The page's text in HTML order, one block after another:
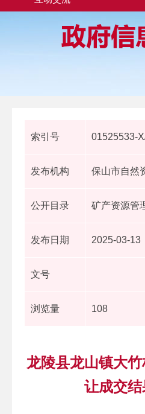
索引号 01525533-
发布机构 保山市自然
公开目录 矿产资源管
发布日期 2025-03-13
文号
浏览量 108
龙陵县龙山镇大
让成交